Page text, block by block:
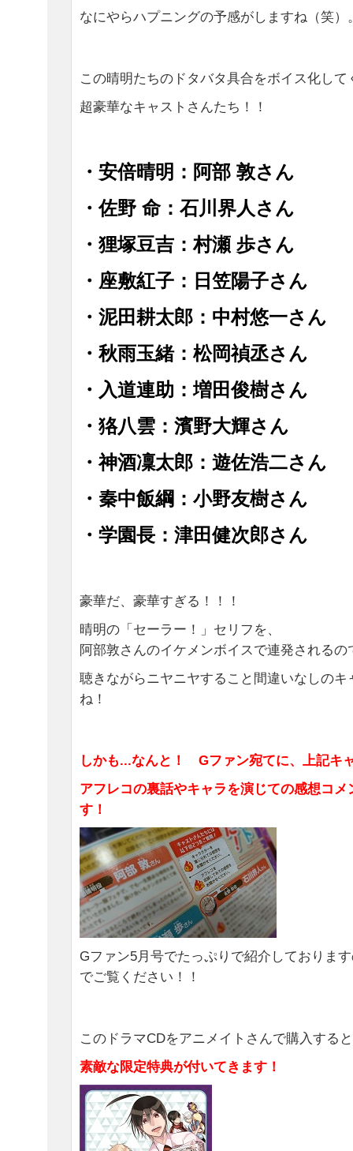
なにやらハプニングの予感がしますね（笑）
この晴明たちのドタバタ具合をボイス化して
超豪華なキャストさんたち！！
・安倍晴明：阿部 敦さん
・佐野 命：石川界人さん
・狸塚豆吉：村瀬 歩さん
・座敷紅子：日笠陽子さん
・泥田耕太郎：中村悠一さん
・秋雨玉緒：松岡禎丞さん
・入道連助：増田俊樹さん
・狢八雲：濱野大輝さん
・神酒凜太郎：遊佐浩二さん
・秦中飯綱：小野友樹さん
・学園長：津田健次郎さん
豪華だ、豪華すぎる！！！
晴明の「セーラー！」セリフを、
阿部敦さんのイケメンボイスで連発される
聴きながらニヤニヤすること間違いなしのキ
ね！
しかも...なんと！
Gファン宛てに、上記キ
アフレコの裏話やキャラを演じての感想コ
す！
Gファン5月号でたっぷりで紹介しておりま
でご覧ください！！
このドラマCDをアニメイトさんで購入する
素敵な限定特典が付いてきます！